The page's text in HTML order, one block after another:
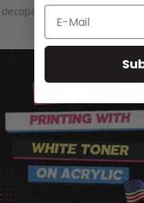
decopatch o el pirograbado
Email